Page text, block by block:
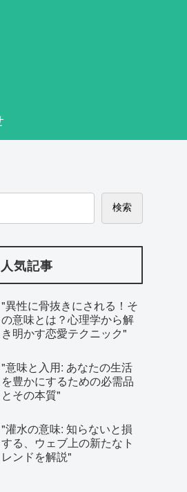
検索
人気記事
"異性に骨抜きにされる！そ
の意味とは？心理学から解
き明かす恋愛テクニック"
"意味と入用: あなたの生活
を豊かにするための必需品
とその本質"
"灌水の意味: 知らないと損
する、ウェブ上の新たなト
レンドを解説"